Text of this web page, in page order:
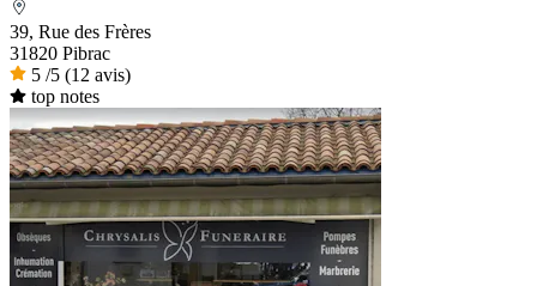
39, Rue des Frères
31820 Pibrac
5 /5 (12 avis)
top notes